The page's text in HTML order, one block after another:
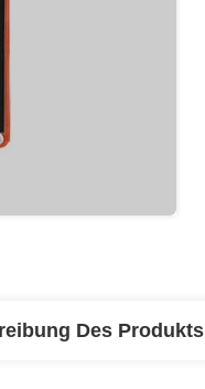
Des Produkts